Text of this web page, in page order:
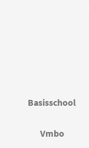
Basisschool
Vmbo